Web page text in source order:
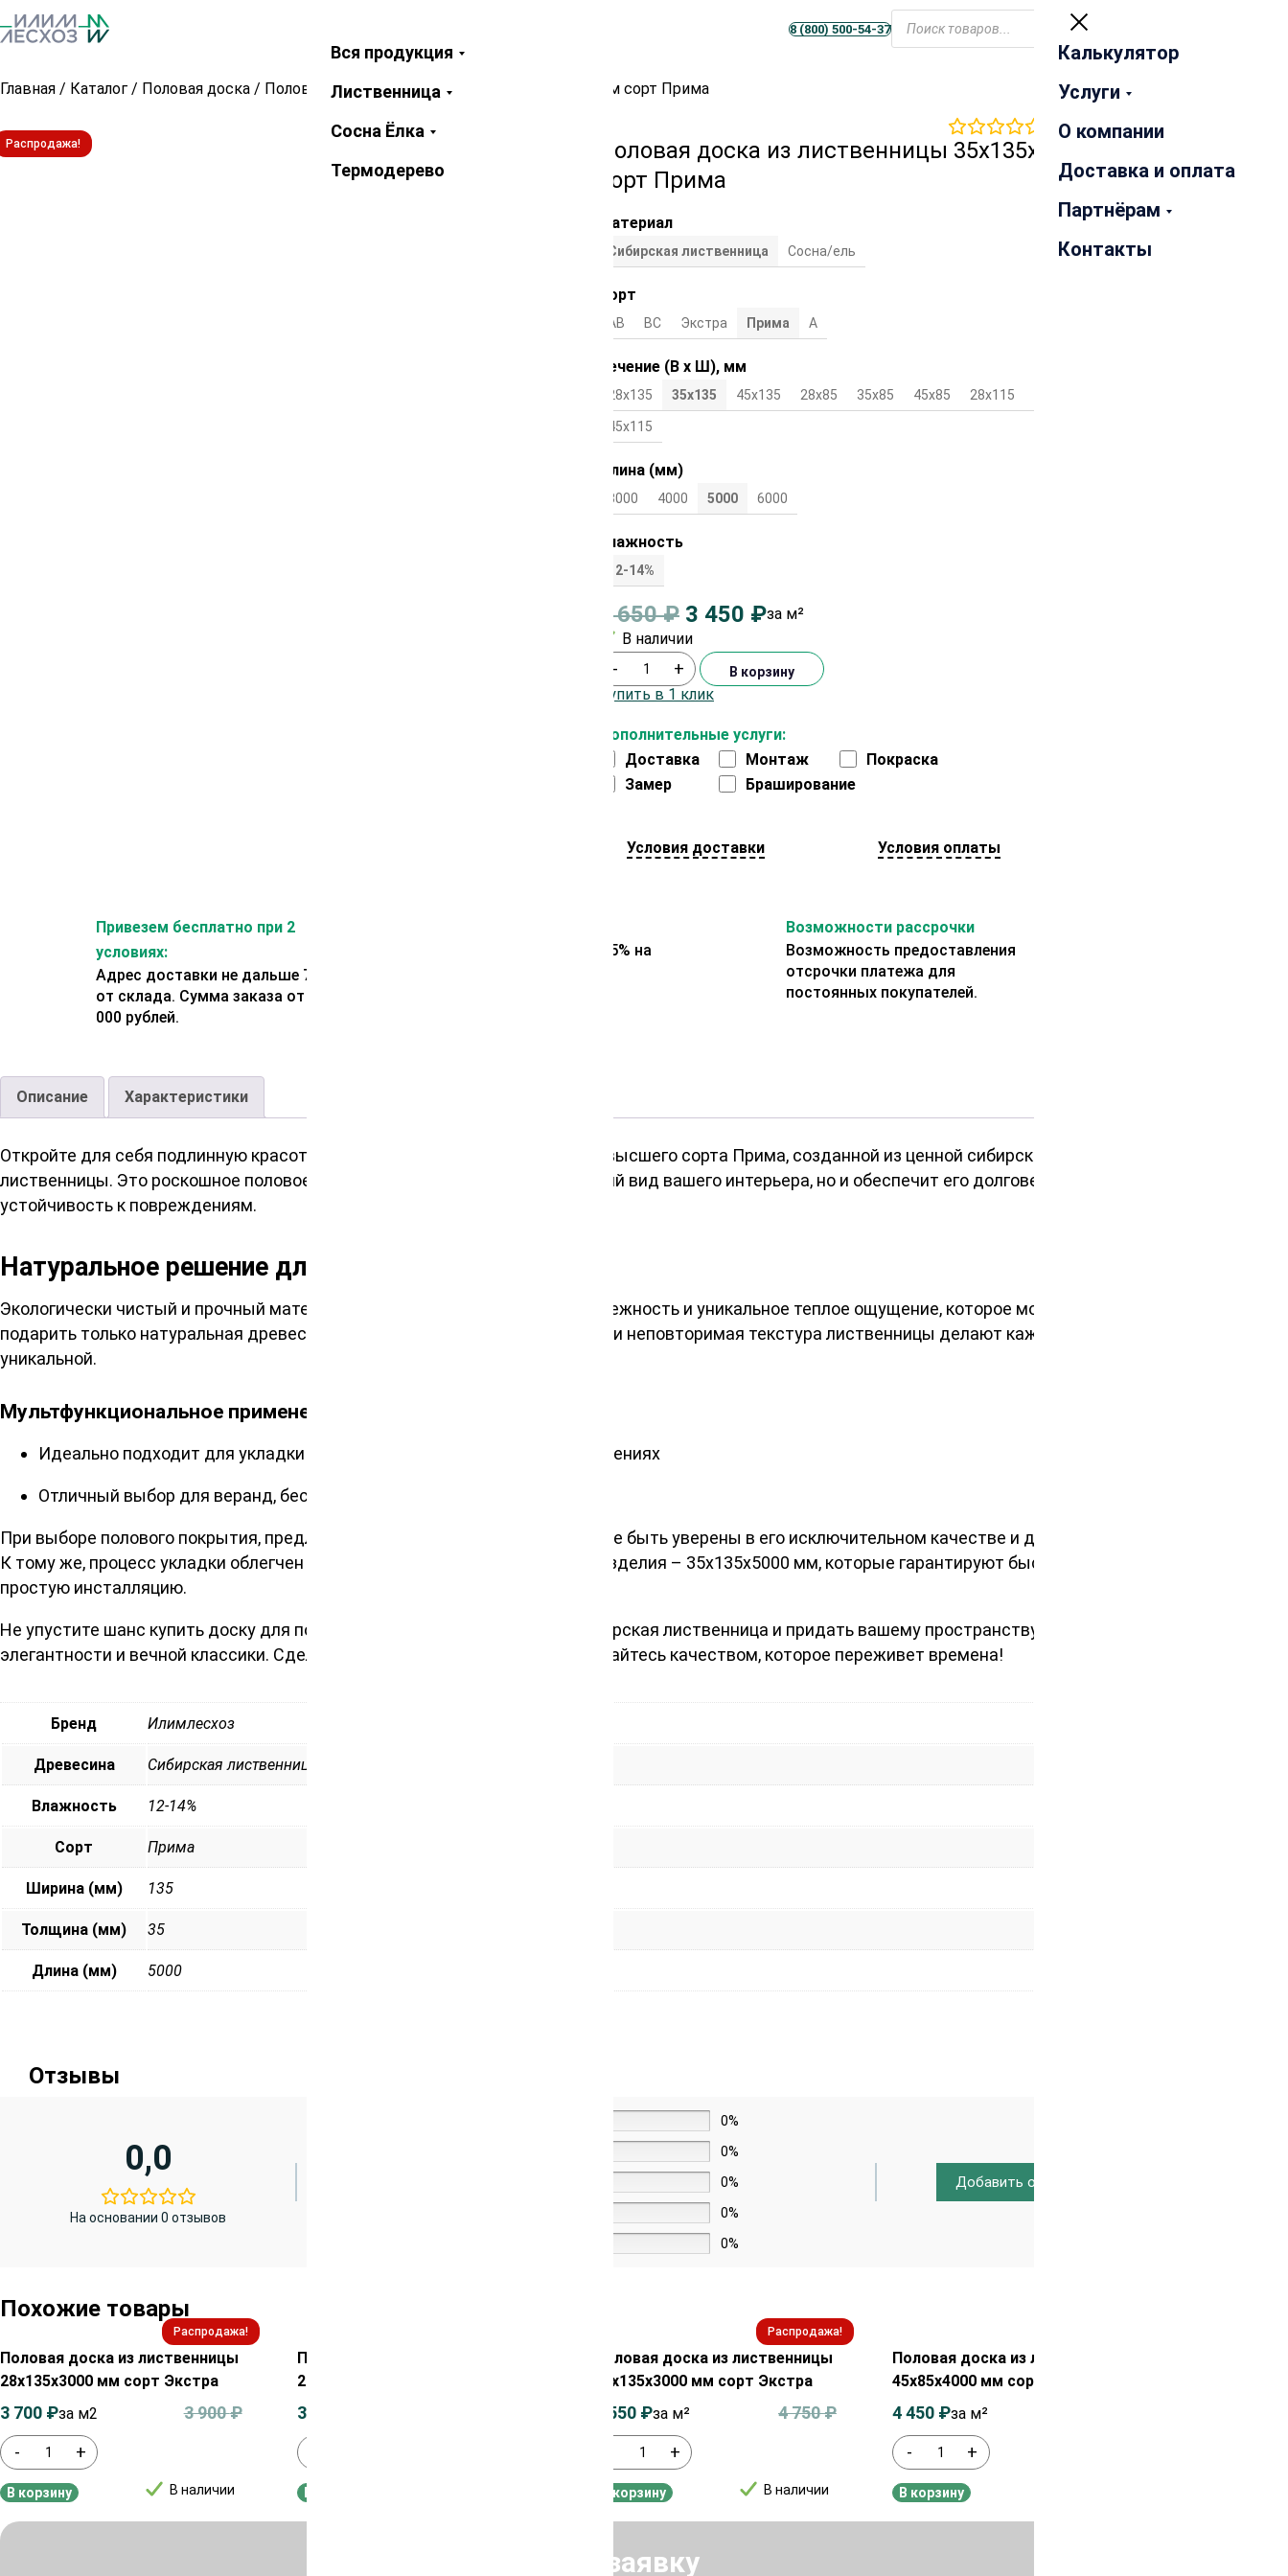
Телеграм
MAX8 (800) 500-54-37
Закрыть
Калькулятор
Услуги
О компании
Доставка и оплата
Партнёрам
Контакты
Закрыть
Вся продукция
Лиственница
Сосна Ёлка
Термодерево
Главная / Каталог / Половая доска / Половая доска из лиственницы 35х135х5000 мм сорт Прима
отзывов
Распродажа!
Половая доска из лиственницы 35х135х5000 мм
сорт Прима
Материал
Сибирская лиственница Сосна/ель
Сорт
АВ ВС Экстра Прима А
Сечение (В х Ш), мм
28х135 35х135 45х135 28х85 35х85 45х85 28х115
45х115
Длина (мм)
3000 4000 5000 6000
Влажность
12-14%
3 650₽ 3 450 ₽за м²
В наличии
Дополнительные услуги:
Доставка
Монтаж
Покраска
Замер
Браширование
- + В корзину
Купить в 1 клик
Условия доставки Условия оплаты
Привезем бесплатно при 2
условиях:
Адрес доставки не дальше 70 км
от склада. Сумма заказа от 200
000 рублей.
Представляем скидку 5% на
Возможности рассрочки
Возможность предоставления
отсрочки платежа для
постоянных покупателей.
Описание Характеристики
Откройте для себя подлинную красоту и изысканность с доской для пола высшего сорта Прима, созданной из ценной сибирской
лиственницы. Это роскошное половое покрытие не только улучшит внешний вид вашего интерьера, но и обеспечит его долговечность и
устойчивость к повреждениям.
Натуральное решение для вашего дома
Экологически чистый и прочный материал гарантирует превосходную надежность и уникальное теплое ощущение, которое может
подарить только натуральная древесина. Совершенство природных линий и неповторимая текстура лиственницы делают каждую доску
уникальной.
Мультфункциональное применение
Идеально подходит для укладки пола в жилых и коммерческих помещениях
Отличный выбор для веранд, беседок и пристроек
При выборе полового покрытия, предложенного нашим брендом, вы можете быть уверены в его исключительном качестве и долгой службе.
К тому же, процесс укладки облегчен благодаря оптимальным размерам изделия – 35х135х5000 мм, которые гарантируют быструю и
простую инсталляцию.
Не упустите шанс купить доску для пола сорт Прима 35х135х5000 мм, сибирская лиственница и придать вашему пространству нотку
элегантности и вечной классики. Сделайте заказ прямо сейчас, и наслаждайтесь качеством, которое переживет времена!
Бренд Илимлесхоз
Древесина Сибирская лиственница
Влажность 12-14%
Сорт Прима
Ширина (мм) 135
Толщина (мм) 35
Длина (мм) 5000
Отзывы
0,0
На основании 0 отзывов
0%
0%
0%
0%
0%
Добавить отзыв
Похожие товары
Распродажа!
Половая доска из лиственницы
28х135х3000 мм сорт Экстра
- +
В наличии
3 900₽
3 700 ₽за м2
В корзину
Половая доска из лиственницы
28х85х4000 мм сорт Экстра
3 700
Распродажа!
Половая доска из лиственницы
35х135х3000 мм сорт Экстра
+
В наличии
4 750₽
4 550 ₽за м²
В корзину
Половая доска из лиственницы
45х85х4000 мм сорт Прима
- +
4 450 ₽за м²
В корзину
Отправить заявку